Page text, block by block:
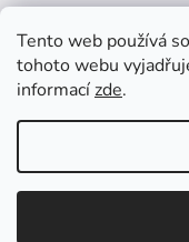
Tento web používá
tohoto webu
informacízde.
Připravili jsme pro
Mýty o přepravě
Kdo někdy držel v